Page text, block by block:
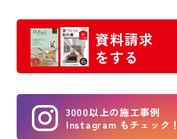
資料請求
をする
3000以上の施工事例
Instagram もチェック！